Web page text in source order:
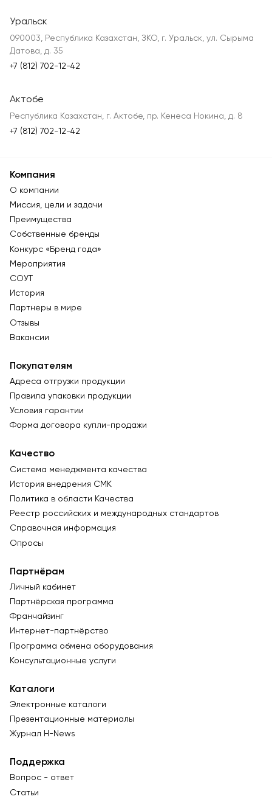
Уральск
090003, Республика Казахстан, ЗКО, г. Уральск, ул. Сырыма
Датова, д. 35
+7 (812) 702-12-42
Актобе
Республика Казахстан, г. Актобе, пр. Кенеса Нокина, д. 8
+7 (812) 702-12-42
Компания
О компании
Миссия, цели и задачи
Преимущества
Собственные бренды
Конкурс «Бренд года»
Мероприятия
СОУТ
История
Партнеры в мире
Отзывы
Вакансии
Покупателям
Адреса отгрузки продукции
Правила упаковки продукции
Условия гарантии
Форма договора купли-продажи
Качество
Система менеджмента качества
История внедрения СМК
Политика в области Качества
Реестр российских и международных стандартов
Справочная информация
Опросы
Партнёрам
Личный кабинет
Партнёрская программа
Франчайзинг
Интернет-партнёрство
Программа обмена оборудования
Консультационные услуги
Каталоги
Электронные каталоги
Презентационные материалы
Журнал Н-News
Поддержка
Вопрос - ответ
Статьи